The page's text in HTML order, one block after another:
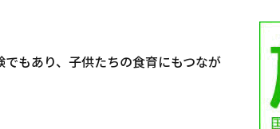
もあり、子供たちの食育にもつなが